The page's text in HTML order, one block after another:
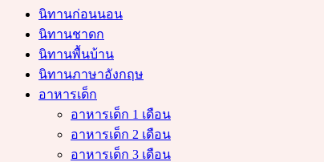
นิทานก่อนนอน
นิทานชาดก
นิทานพื้นบ้าน
นิทานภาษาอังกฤษ
อาหารเด็ก
อาหารเด็ก 1 เดือน
อาหารเด็ก 2 เดือน
อาหารเด็ก 3 เดือน